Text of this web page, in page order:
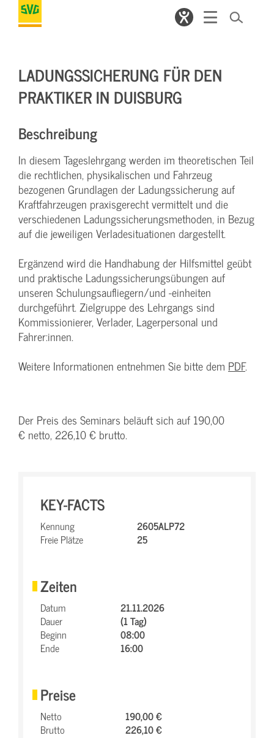
LADUNGSSICHERUNG FÜR DEN
PRAKTIKER IN DUISBURG
Beschreibung
In diesem Tageslehrgang werden im theoretischen Teil
die rechtlichen, physikalischen und Fahrzeug
bezogenen Grundlagen der Ladungssicherung auf
Kraftfahrzeugen praxisgerecht vermittelt und die
verschiedenen Ladungssicherungsmethoden, in Bezug
auf die jeweiligen Verladesituationen dargestellt.
Ergänzend wird die Handhabung der Hilfsmittel geübt
und praktische Ladungssicherungsübungen auf
unseren Schulungsaufliegern/und -einheiten
durchgeführt. Zielgruppe des Lehrgangs sind
Kommissionierer, Verlader, Lagerpersonal und
Fahrer:innen.
Weitere Informationen entnehmen Sie bitte dem PDF.
Der Preis des Seminars beläuft sich auf 190,00
€ netto, 226,10 € brutto.
KEY-FACTS
Kennung
2605ALP72
Freie Plätze
25
Zeiten
Datum
21.11.2026
Dauer
(1 Tag)
Beginn
08:00
Ende
16:00
Preise
Netto
190,00 €
Brutto
226,10 €